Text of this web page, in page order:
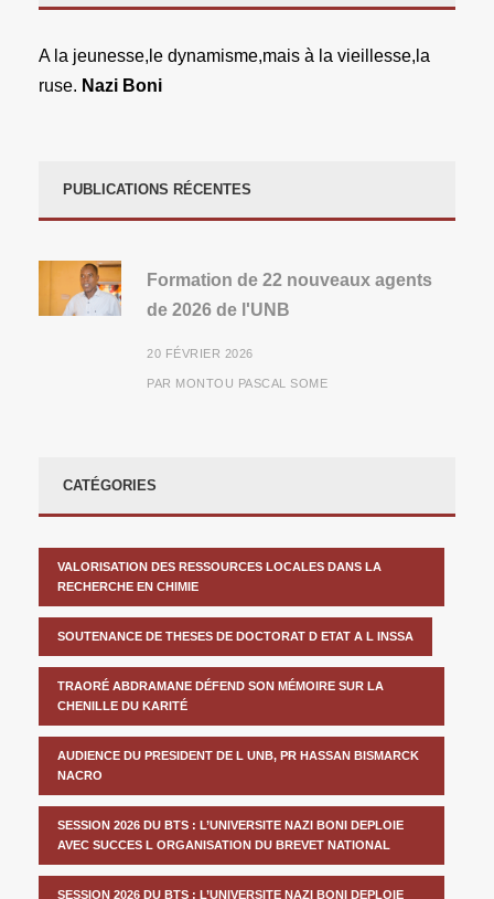
A la jeunesse,le dynamisme,mais à la vieillesse,la
ruse. Nazi Boni
PUBLICATIONS RÉCENTES
Formation de 22 nouveaux agents
de 2026 de l'UNB
20 FÉVRIER 2026
PAR MONTOU PASCAL SOME
CATÉGORIES
VALORISATION DES RESSOURCES LOCALES DANS LA
RECHERCHE EN CHIMIE
SOUTENANCE DE THESES DE DOCTORAT D ETAT A L INSSA
TRAORÉ ABDRAMANE DÉFEND SON MÉMOIRE SUR LA
CHENILLE DU KARITÉ
AUDIENCE DU PRESIDENT DE L UNB, PR HASSAN BISMARCK
NACRO
SESSION 2026 DU BTS : L’UNIVERSITE NAZI BONI DEPLOIE
AVEC SUCCES L ORGANISATION DU BREVET NATIONAL
SESSION 2026 DU BTS : L’UNIVERSITE NAZI BONI DEPLOIE